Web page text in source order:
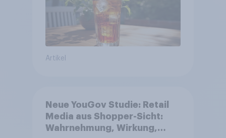
Artikel
Neue YouGov Studie: Retail
Media aus Shopper-Sicht:
Wahrnehmung, Wirkung,